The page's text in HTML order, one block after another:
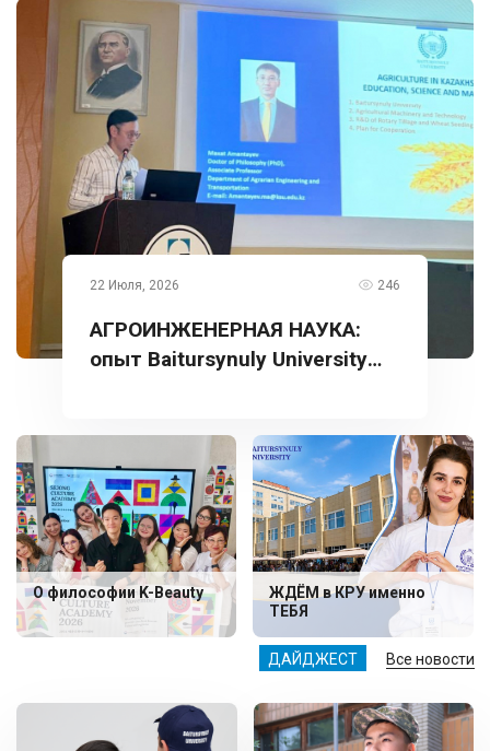
ДАЙДЖЕСТ Все новости
22 Июля, 2026 246
АГРОИНЖЕНЕРНАЯ НАУКА:
опыт Baitursynuly University
О философии K-Beauty
ЖДЁМ в КРУ именно
ТЕБЯ